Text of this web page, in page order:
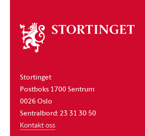
Om
stortinget
Stortinget
Postboks 1700 Sentrum
0026 Oslo
Sentralbord: 23 31 30 50
Kontakt oss